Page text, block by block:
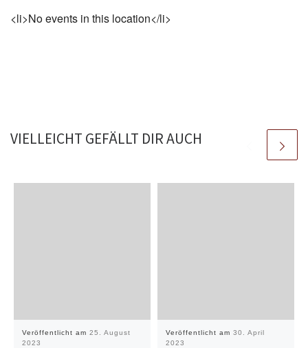
<li>No events in this location</li>
VIELLEICHT GEFÄLLT DIR AUCH
Veröffentlicht am 25. August
2023
Veröffentlicht am 30. April
2023